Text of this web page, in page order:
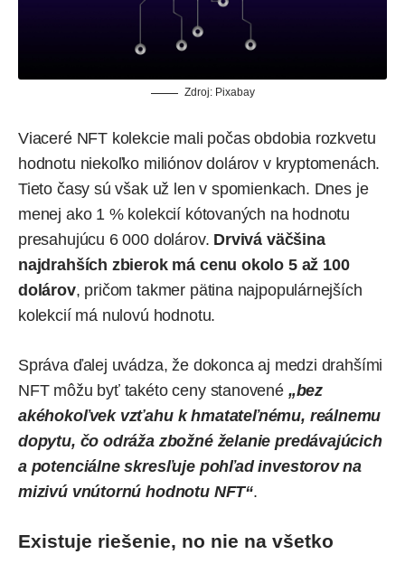
Zdroj: Pixabay
Viaceré NFT kolekcie mali počas obdobia rozkvetu
hodnotu niekoľko miliónov dolárov v kryptomenách.
Tieto časy sú však už len v spomienkach. Dnes je
menej ako 1 % kolekcií kótovaných na hodnotu
presahujúcu 6 000 dolárov. Drvivá väčšina
najdrahších zbierok má cenu okolo 5 až 100
dolárov, pričom takmer pätina najpopulárnejších
kolekcií má nulovú hodnotu.
Správa ďalej uvádza, že dokonca aj medzi drahšími
NFT môžu byť takéto ceny stanovené „bez
akéhokoľvek vzťahu k hmatateľnému, reálnemu
dopytu, čo odráža zbožné želanie predávajúcich
a potenciálne skresľuje pohľad investorov na
mizivú vnútornú hodnotu NFT“.
Existuje riešenie, no nie na všetko